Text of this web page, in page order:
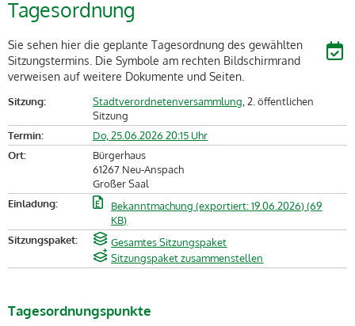
Tagesordnung
Sie sehen hier die geplante Tagesordnung des gewählten
Sitzungstermins. Die Symbole am rechten Bildschirmrand
verweisen auf weitere Dokumente und Seiten.
Sitzung: Stadtverordnetenversammlung , 2. öffentlichen
Sitzung
Termin:
Do, 25.06.2026 20:15 Uhr
Ort:
Bürgerhaus
61267 Neu-Anspach
Großer Saal
Einladung:
Bekanntmachung (exportiert: 19.06.2026) (69
KB)
Sitzungspaket:
Gesamtes Sitzungspaket
Sitzungspaket zusammenstellen
Tagesordnungspunkte